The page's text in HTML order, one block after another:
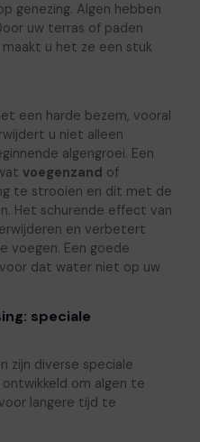
genezing. Algen hebben
uw terras of paden
u het ze een stuk
een harde bezem, vooral
u niet alleen
algengroei. Een
voegenzand of
te strooien en dit met de
Het schurende effect van
en verbetert
voegen. Een goede
dat water niet op uw
speciale
zijn diverse speciale
om algen te
langere tijd te